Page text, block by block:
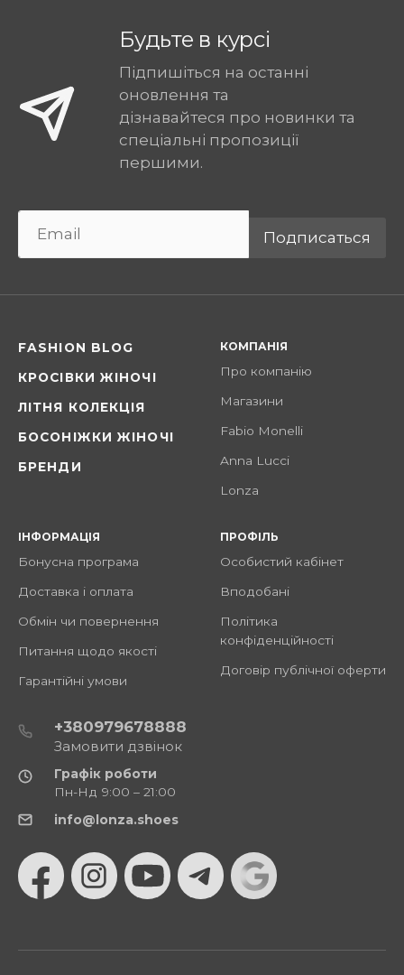
Будьте в курсі
Підпишіться на останні
оновлення та
дізнавайтеся про новинки та
спеціальні пропозиції
першими.
Подписаться
FASHION BLOG
КРОСІВКИ ЖІНОЧІ
ЛІТНЯ КОЛЕКЦІЯ
БОСОНІЖКИ ЖІНОЧІ
БРЕНДИ
КОМПАНІЯ
Про компанію
Магазини
Fabio Monelli
Anna Lucci
Lonza
ІНФОРМАЦІЯ
Бонусна програма
Доставка і оплата
Обмін чи повернення
Питання щодо якості
Гарантійні умови
ПРОФІЛЬ
Особистий кабінет
Вподобані
Політика
конфіденційності
Договір публічної оферти
+380979678888
Замовити дзвінок
Графік роботи
Пн-Нд 9:00 – 21:00
info@lonza.shoes